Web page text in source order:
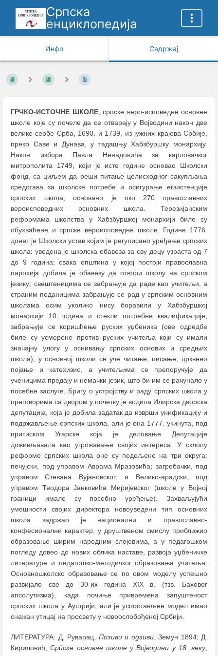
Српска
енциклопедија
Инфо Садржај
ГРЧКО-ИСТОЧНЕ ШКОЛЕ, српске веро-исповедне основне
школе које су почеле да се отварају у Војводини након две
велике сеобе Срба, 1690. и 1739, из јужних крајева Србије,
преко Саве и Дунава, у тадашњу Хабзбуршку монархију.
Након избора Павла Ненадовића за карловачког
митрополита 1749, који је исте године основао Школски
фонд, са циљем да реши питање целисходног сакупљања
средстава за школске потребе и осигурање егзистенције
српских школа, основано је око 270 православних
вероисповедних основних школа. Терезијанским
реформама школства у Хабзбуршкој монархији биле су
обухваћене и српске вероисповедне школе. Године 1776.
донет је Школски устав којим је регулисано уређење српских
школа: уведена је школска обавеза за сву децу узраста од 7
до 9 година; свака општина у којој постоји православна
парохија добила је обавезу да отвори школу на српском
језику; свештеницима се забрањује да раде као учитељи, а
страним поданицима забрањује се рад у српским основним
школама осим уколико нису боравили у Хабзбуршкој
монархији 10 година и стекли потребне квалификације;
забрањује се коришћење руских уџбеника (ове одредбе
биле су усмерене против руских учитеља који су имали
значајну улогу у оснивању српских основих и средњих
школа); у основној школи се уче читање, писање, црквено
појање и катехизис, а учитељима се препоручује да
ученицима предају и немачки језик, што би им се рачунало у
посебне заслуге. Бригу о устројству и раду српских школа у
преговорима са двором у почетку је водила Илирска дворска
депутација, која је добила задатак да изврши унификацију и
подржављење српских школа, али је она 1777. укинута, под
притиском Угарске која је деловање Депутације
доживљавала као угрожавање својих интереса. У склопу
реформе српских школа оне су подељене на три округа:
печујски, под управом Аврама Мразовића; загребачки, под
управом Стевана Вујановског; и Велико-арадски, под
управом Теодора Јанковића Миријевског (школе у Војној
граници имале су посебно уређење). Захваљујући
умешности својих директора новоуведени тип основних
школа задржао је национални и православно-
конфесионални карактер, у друштвеном смислу приближио
образовање ширим народним слојевима, а у педагошком
погледу довео до нових облика наставе, развоја уџбеничке
литературе и педагошко-методичког образовања учитеља.
Основношколско образовање се по овом моделу успешно
развијало све до 30-их година XIX в. (тзв. Баховог
апсолутизма), када почиње привремена запуштеност
српских школа у Аустрији, али је успостављен модел имао
снажан утицај на просвету у новоослобођеној Србији.
ЛИТЕРАТУРА: Д. Руварац, Позиви и одзиви, Земун 1894; Д.
Кириловић,Српске основне школе у Војводини у 18. веку,